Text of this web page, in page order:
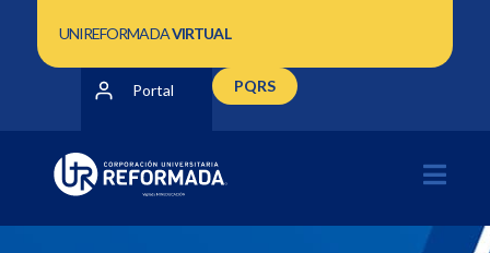
UNIREFORMADAVIRTUAL
Portal PQRS